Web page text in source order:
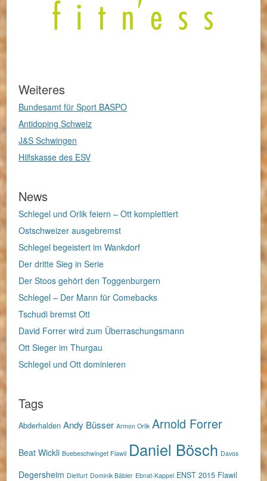
Weiteres
Bundesamt für Sport BASPO
Antidoping Schweiz
J&S Schwingen
Hilfskasse des ESV
News
Schlegel und Orlik feiern – Ott komplettiert
Ostschweizer ausgebremst
Schlegel begeistert im Wankdorf
Der dritte Sieg in Serie
Der Stoos gehört den Toggenburgern
Schlegel – Der Mann für Comebacks
Tschudi bremst Ott
David Forrer wird zum Überraschungsmann
Ott Sieger im Thurgau
Schlegel und Ott dominieren
Tags
Abderhalden Andy Büsser Armon Orlik Arnold Forrer
Beat Wickli Buebeschwinget Flawil Daniel Bösch Davos
Degersheim Dietfurt Dominik Bäbler Ebnat-Kappel ENST 2015 Flawil